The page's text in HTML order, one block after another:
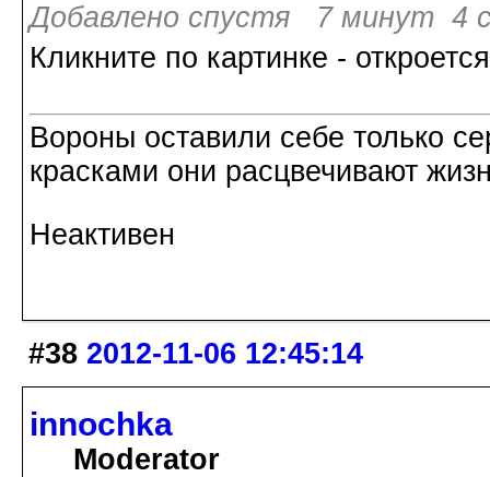
Добавлено спустя 7 минут 4
Кликните по картинке -
Вороны оставили себе только
красками они расцвечивают
Неактивен
#38 2012-11-06 12:45:14
innochka
Moderator